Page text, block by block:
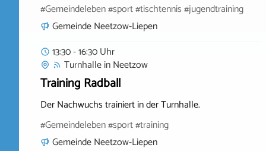
#Gemeindeleben #sport #tischtennis #jugendtraining
Gemeinde Neetzow-Liepen
13:30 - 16:30 Uhr
TurnhalleinNeetzow
Training Radball
Der Nachwuchs trainiert in der Turnhalle.
#Gemeindeleben #sport #training
Gemeinde Neetzow-Liepen